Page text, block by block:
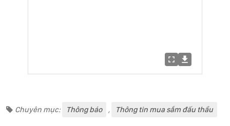
Chuyên mục: Thông báo , Thông tin mua sắm đấu thầu